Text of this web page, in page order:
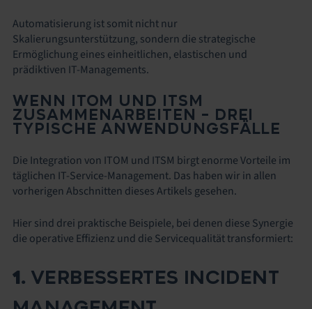
Automatisierung ist somit nicht nur
Skalierungsunterstützung, sondern die strategische
Ermöglichung eines einheitlichen, elastischen und
prädiktiven IT-Managements.
WENN ITOM UND ITSM
ZUSAMMENARBEITEN – DREI
TYPISCHE ANWENDUNGSFÄLLE
Die Integration von ITOM und ITSM birgt enorme Vorteile im
täglichen IT-Service-Management. Das haben wir in allen
vorherigen Abschnitten dieses Artikels gesehen.
Hier sind drei praktische Beispiele, bei denen diese Synergie
die operative Effizienz und die Servicequalität transformiert:
1. VERBESSERTES INCIDENT